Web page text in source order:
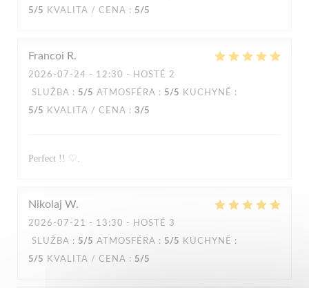
5/5 KVALITA / CENA : 5/5
Francoi R
2026-07-24 - 12:30 - HOSTÉ 2
SLUŽBA : 5/5 ATMOSFÉRA : 5/5 KUCHYNĚ :
5/5 KVALITA / CENA : 3/5
Perfect !! ♡.
Nikolaj W
2026-07-21 - 13:30 - HOSTÉ 3
SLUŽBA : 5/5 ATMOSFÉRA : 5/5 KUCHYNĚ :
5/5 KVALITA / CENA : 5/5